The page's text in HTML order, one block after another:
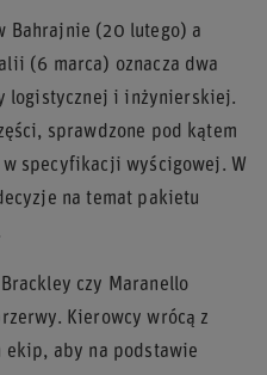
Bahrajnie (20 lutego) a
(6 marca) oznacza dwa
logistycznej i inżynierskiej.
sprawdzone pod kątem
w specyfikacji wyścigowej. W
na temat pakietu
czy Maranello
Kierowcy wrócą z
ekip, aby na podstawie